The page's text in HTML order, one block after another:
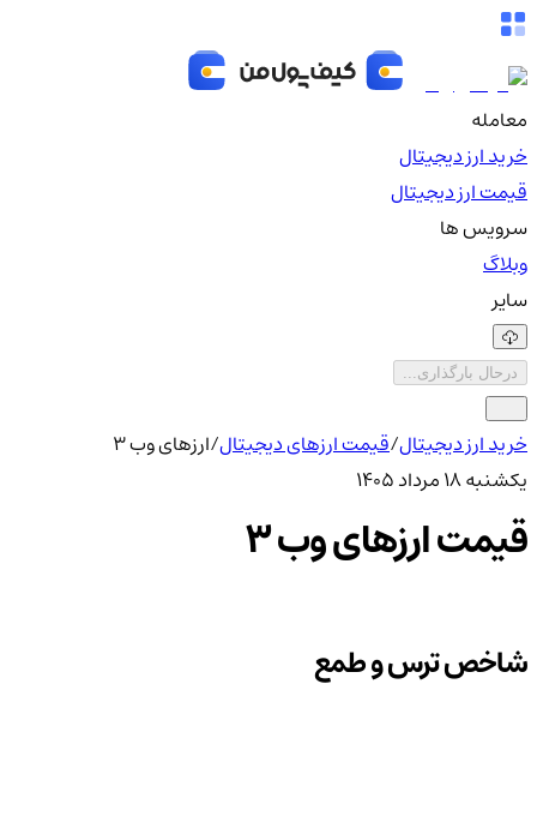
معامله
خرید ارز دیجیتال
قیمت ارز دیجیتال
سرویس ها
وبلاگ
سایر
درحال بارگذاری...
خرید ارز دیجیتال/قیمت ارزهای دیجیتال/ارزهای وب 3
یکشنبه ۱۸ مرداد ۱۴۰۵
قیمت ارزهای وب 3
شاخص ترس و طمع